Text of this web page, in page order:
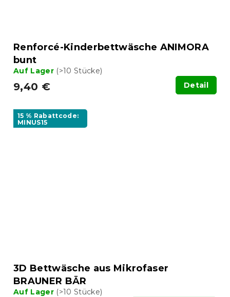
Renforcé-Kinderbettwäsche ANIMORA
bunt
Auf Lager (>10 Stücke)
9,40 € Detail
15 % Rabattcode:
MINUS15
3D Bettwäsche aus Mikrofaser
BRAUNER BÄR
Auf Lager (>10 Stücke)